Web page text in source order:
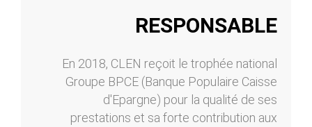
RESPONSABLE
En 2018, CLEN reçoit le trophée national
Groupe BPCE (Banque Populaire Caisse
d'Epargne) pour la qualité de ses
prestations et sa forte contribution aux